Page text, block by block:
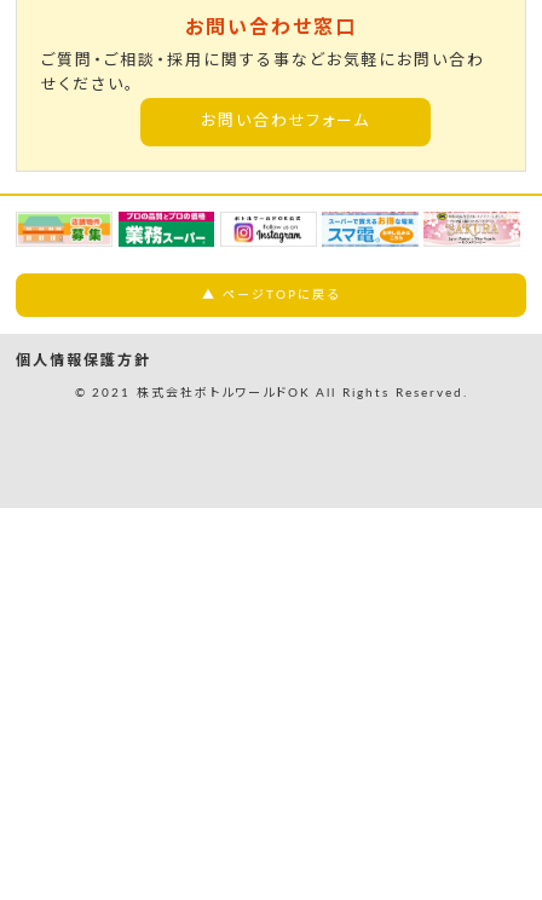
お問い合わせ窓口
ご質問・ご相談・採用に関する事などお気軽にお問い合わ
せください。
お問い合わせフォーム
▲ ページTOPに戻る
個人情報保護方針
© 2021 株式会社ボトルワールドOK All Rights Reserved.